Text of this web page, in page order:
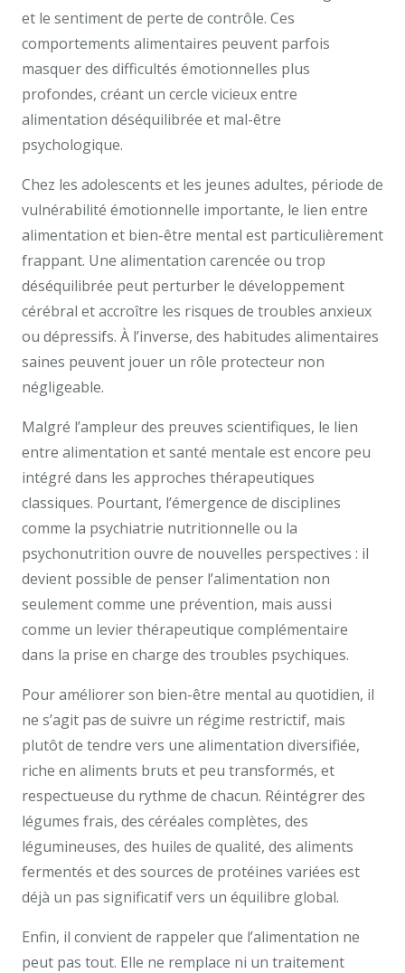
et le sentiment de perte de contrôle. Ces
comportements alimentaires peuvent parfois
masquer des difficultés émotionnelles plus
profondes, créant un cercle vicieux entre
alimentation déséquilibrée et mal-être
psychologique.
Chez les adolescents et les jeunes adultes, période de
vulnérabilité émotionnelle importante, le lien entre
alimentation et bien-être mental est particulièrement
frappant. Une alimentation carencée ou trop
déséquilibrée peut perturber le développement
cérébral et accroître les risques de troubles anxieux
ou dépressifs. À l’inverse, des habitudes alimentaires
saines peuvent jouer un rôle protecteur non
négligeable.
Malgré l’ampleur des preuves scientifiques, le lien
entre alimentation et santé mentale est encore peu
intégré dans les approches thérapeutiques
classiques. Pourtant, l’émergence de disciplines
comme la psychiatrie nutritionnelle ou la
psychonutrition ouvre de nouvelles perspectives : il
devient possible de penser l’alimentation non
seulement comme une prévention, mais aussi
comme un levier thérapeutique complémentaire
dans la prise en charge des troubles psychiques.
Pour améliorer son bien-être mental au quotidien, il
ne s’agit pas de suivre un régime restrictif, mais
plutôt de tendre vers une alimentation diversifiée,
riche en aliments bruts et peu transformés, et
respectueuse du rythme de chacun. Réintégrer des
légumes frais, des céréales complètes, des
légumineuses, des huiles de qualité, des aliments
fermentés et des sources de protéines variées est
déjà un pas significatif vers un équilibre global.
Enfin, il convient de rappeler que l’alimentation ne
peut pas tout. Elle ne remplace ni un traitement